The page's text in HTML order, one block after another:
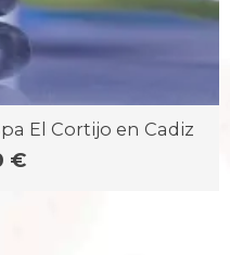
El Cortijo en Cadiz
€